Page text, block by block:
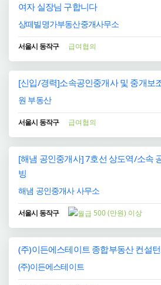
여자 실장님 구합니다
상떼빌명가부동산중개사무소
서울시 동작구 급여협의
[신입/경력]소속공인중개사 및 중개보
원 부동산
서울시 동작구 급여협의
[해냄 공인중개사] 7호선 상도역/소속
빙
해냄 공인중개사 사무소
서울시 동작구 500 (만원) 이상
(주)이든에스테이트 종합부동산 컨설
(주)이든에스테이트